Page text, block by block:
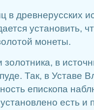
в древнерусских
установить,
монеты.
в
Так, в Уставе
епископа
есть и